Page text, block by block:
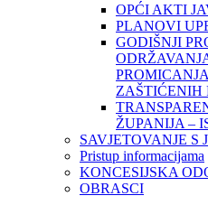
OPĆI AKTI
PLANOVI
GODIŠNJI
ZAŠTIĆENIH
ŽUPANIJA –
SAVJETOVANJE S
Pristup informacijama
KONCESIJSKA
OBRASCI